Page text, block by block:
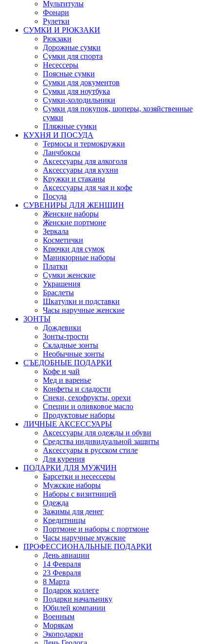
Мультитулы
Фонари
Рулетки
СУМКИ И РЮКЗАКИ
Рюкзаки
Дорожные сумки
Сумки для спорта
Несессеры
Поясные сумки
Сумки для документов
Сумки для ноутбука
Сумки-холодильники
Сумки для покупок, шоперы, хозяйственные
сумки
Пляжные сумки
КУХНЯ И ПОСУДА
Термосы и термокружки
Ланчбоксы
Аксессуары для алкоголя
Аксессуары для кухни
Кружки и стаканы
Аксессуары для чая и кофе
Посуда
СУВЕНИРЫ ДЛЯ ЖЕНЩИН
Женские наборы
Женские портмоне
Зеркала
Косметички
Крючки для сумок
Маникюрные наборы
Платки
Сумки женские
Украшения
Браслеты
Шкатулки и подставки
Часы наручные женские
ЗОНТЫ
Дождевики
Зонты-трости
Складные зонты
Необычные зонты
СЪЕДОБНЫЕ ПОДАРКИ
Кофе и чай
Мед и варенье
Конфеты и сладости
Снеки, сехофрукты, орехи
Специи и оливковое масло
Продуктовые наборы
ЛИЧНЫЕ АКСЕССУАРЫ
Аксессуары для одежды и обуви
Средства индивидуальной защиты
Аксессуары в русском стиле
Для курения
ПОДАРКИ ДЛЯ МУЖЧИН
Барсетки и несессеры
Мужские наборы
Наборы с визитницей
Одежда
Зажимы для денег
Кредитницы
Портмоне и наборы с портмоне
Часы наручные мужские
ПРОФЕССИОНАЛЬНЫЕ ПОДАРКИ
День авиации
14 Февраля
23 Февраля
8 Марта
Подарок коллеге
Подарки начальнику
Юбилей компании
Военным
Морякам
Экоподарки